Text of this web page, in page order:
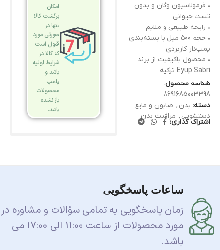
• فرمولاسیون وگان و بدون
تست حیوانی
• رایحه طبیعی و ملایم
• حجم ۵۰۰ میل با بسته‌بندی
پمپ‌دار کاربردی
• محصول باکیفیت از برند
Eyup Sabri ترکیه
شناسه محصول:
8691685003398
دسته: بدن , صابون و مایع
دستشویی , مراقبت بدن
اشتراک گذاری:
امکان
برگشت کالا
تنها در
صورتی مورد
قبول است
که کالا در
شرایط اولیه
باشد و
پلمپ
محصولات
باز نشده
باشد.
ساعات پاسخگویی
زمان پاسخگویی به تمامی سؤالات و مشاوره در
مورد محصولات از ساعت 11:00 الی 17:00 می
باشد.